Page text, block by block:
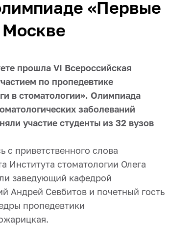
«Первые
Москве
прошла VI Всероссийская
по пропедевтике
в стоматологии». Олимпиада
заболеваний
участие студенты из 32 вузов
с приветственного слова
Института стоматологии Олега
заведующий кафедрой
Андрей Севбитов и почетный гость
пропедевтики